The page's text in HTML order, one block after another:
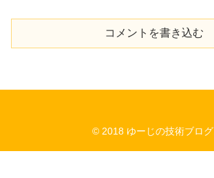
コメントを書き込む
© 2018 ゆーじの技術ブログ.